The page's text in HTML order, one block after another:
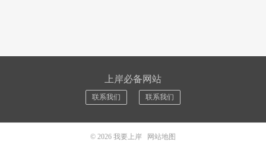
上岸必备网站
联系我们 联系我们
© 2026 我要上岸 网站地图